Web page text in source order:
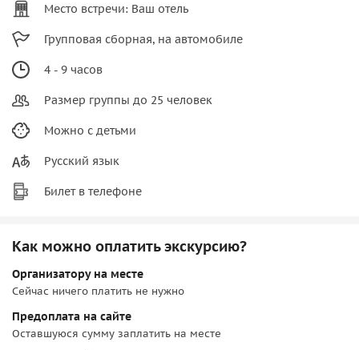
Место встречи: Ваш отель
Групповая сборная, на автомобиле
4 - 9 часов
Размер группы до 25 человек
Можно с детьми
Русский язык
Билет в телефоне
Как можно оплатить экскурсию?
Организатору на месте
Сейчас ничего платить не нужно
Предоплата на сайте
Оставшуюся сумму заплатить на месте